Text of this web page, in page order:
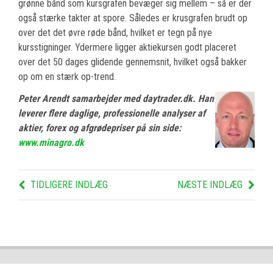
grønne bånd som kursgrafen bevæger sig mellem – så er der
også stærke takter at spore. Således er krusgrafen brudt op
over det det øvre røde bånd, hvilket er tegn på nye
kursstigninger. Ydermere ligger aktiekursen godt placeret
over det 50 dages glidende gennemsnit, hvilket også bakker
op om en stærk op-trend.
Peter Arendt samarbejder med daytrader.dk. Han
leverer flere daglige, professionelle analyser af
aktier, forex og afgrødepriser på sin side:
www.minagro.dk
TIDLIGERE INDLÆG NÆSTE INDLÆG